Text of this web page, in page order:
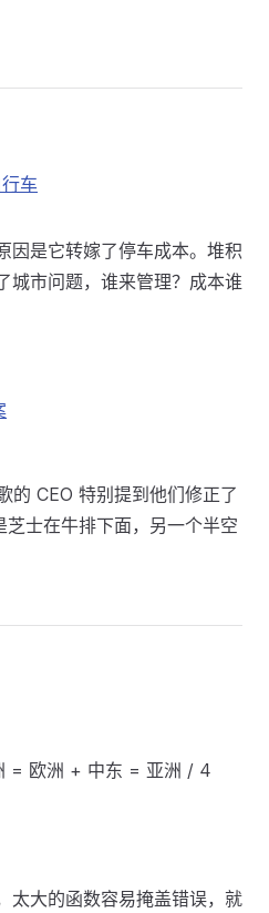
车
因是它转嫁了停车成本。堆积
城市问题，谁来管理？成本谁
的 CEO 特别提到他们修正了
士在牛排下面，另一个半空
= 欧洲 + 中东 = 亚洲 / 4
太大的函数容易掩盖错误，就